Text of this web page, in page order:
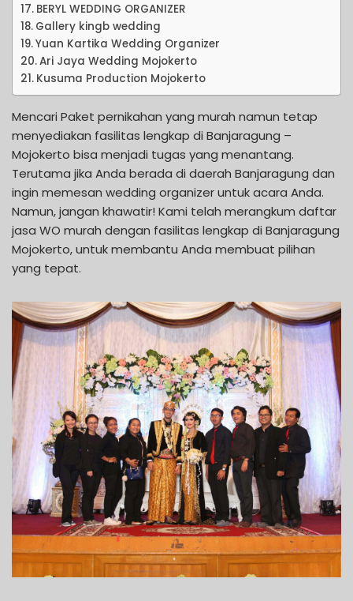
BERYL WEDDING ORGANIZER
Gallery kingb wedding
Yuan Kartika Wedding Organizer
Ari Jaya Wedding Mojokerto
Kusuma Production Mojokerto
Mencari Paket pernikahan yang murah namun tetap
menyediakan fasilitas lengkap di Banjaragung –
Mojokerto bisa menjadi tugas yang menantang.
Terutama jika Anda berada di daerah Banjaragung dan
ingin memesan wedding organizer untuk acara Anda.
Namun, jangan khawatir! Kami telah merangkum daftar
jasa WO murah dengan fasilitas lengkap di Banjaragung
Mojokerto, untuk membantu Anda membuat pilihan
yang tepat.